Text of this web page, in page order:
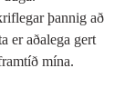
þannig að
er aðalega gert
mína.